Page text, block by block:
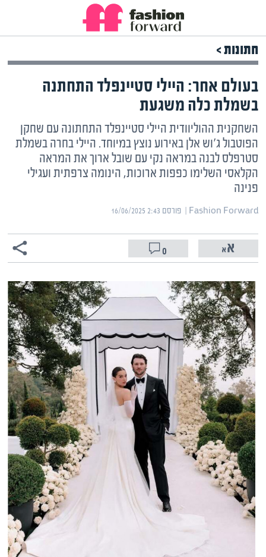
חתונות >
בעולם אחר: היילי סטיינפלד התחתנה
בשמלת כלה משגעת
השחקנית ההוליוודית היילי סטיינפלד התחתונה עם שחקן
הפוטבול ג'וש אלן באירוע נוצץ במיוחד. היילי בחרה בשמלת
סטרפלס לבנה במראה נקי עם שובל ארוך את המראה
הקלאסי השלימו כפפות ארוכות, הינומה צרפתית ועגילי
פנינה
Fashion Forward | ‏ פורסם ‎16/06/2025 2:43
0